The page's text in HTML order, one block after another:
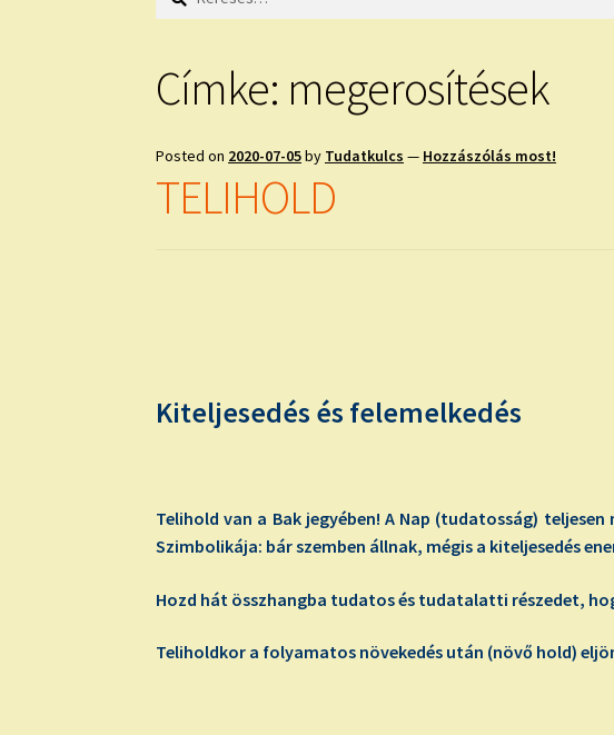
Címke: megerosítések
Posted on 2020-07-05by Tudatkulcs — Hozzászólás most!
TELIHOLD
Kiteljesedés és felemelkedés
Telihold van a Bak jegyében! A Nap (tudatosság)
Szimbolikája: bár szemben állnak, mégis a kiteljesedés
Hozd hát összhangba tudatos és tudatalatti részedet,
Teliholdkor a folyamatos növekedés után (növő hold)